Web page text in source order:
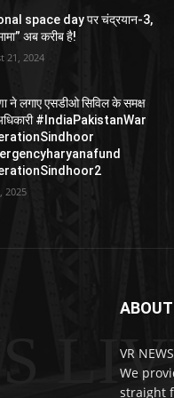
space day पर चंद्रयान-3,
अब करीब है!
21, 2024
ने लगाए एसडीओ सिविल के समक्ष
#IndiaPakistanWar
2025
VR
We
straight